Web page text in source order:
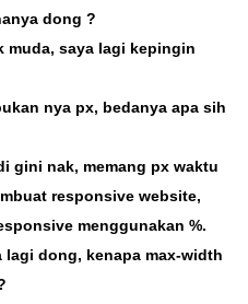
dong ?
muda, saya lagi kepingin
nya px, bedanya apa sih
gini nak, memang px waktu
responsive website,
menggunakan %.
lagi dong, kenapa max-width